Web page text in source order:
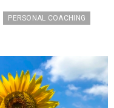
PERSONAL COACHING